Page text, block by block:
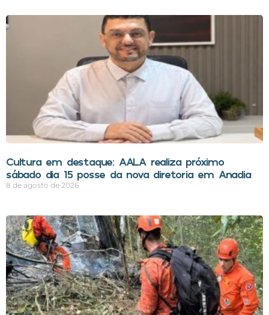
Cultura em destaque: AALA realiza próximo
sábado dia 15 posse da nova diretoria em Anadia
8 de agosto de 2026